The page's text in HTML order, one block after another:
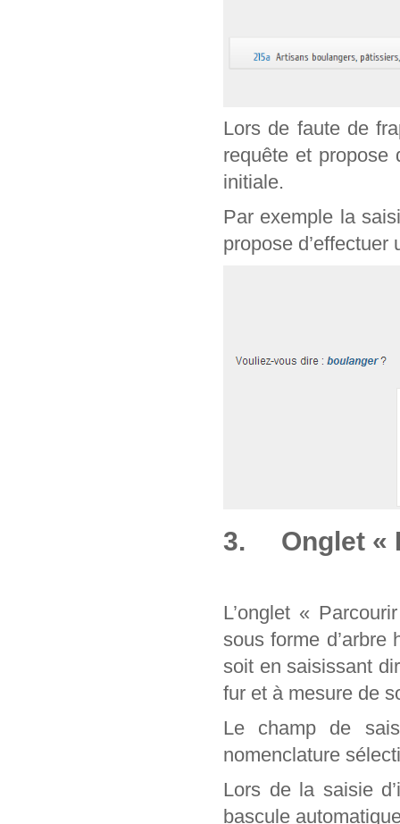
Lors de faute de
requête et propose
initiale.
Par exemple la
propose
3. Onglet «
L’onglet «
sous forme d’arbre
soit en saisissant
fur et à mesure de
Le champ de
nomenclature
Lors de la saisie
bascule